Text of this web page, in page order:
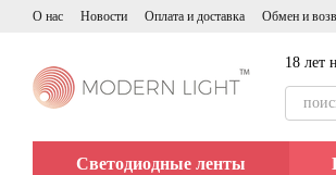
Перейти к основному контенту
О нас Новости Оплата и доставка Обмен и
18 лет
Светодиодные ленты